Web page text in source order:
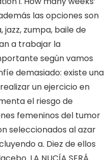
las opciones son
jazz, zumpa, baile de
a trabajar la
según vamos
demasiado: existe una
un ejercicio en
el riesgo de
femeninos del tumor
seleccionados al azar
a. Diez de ellos